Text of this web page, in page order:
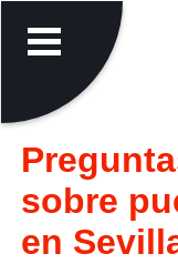
sobre
en